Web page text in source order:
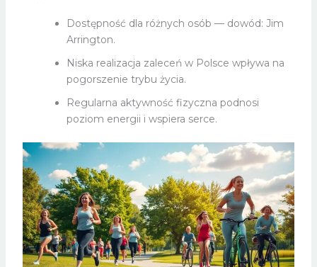
Dostępność dla różnych osób — dowód: Jim
Arrington.
Niska realizacja zaleceń w Polsce wpływa na
pogorszenie trybu życia.
Regularna aktywność fizyczna podnosi
poziom energii i wspiera serce.